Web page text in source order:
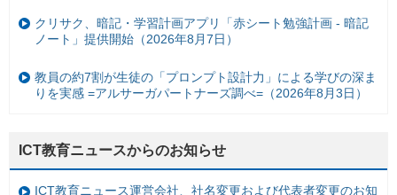
クリサク、暗記・学習計画アプリ「赤シート勉強計画 - 暗記
ノート」提供開始（2026年8月7日）
教員の約7割が生徒の「プロンプト設計力」による学びの深ま
りを実感 =アルサーガパートナーズ調べ=（2026年8月3日）
ICT教育ニュースからのお知らせ
ICT教育ニュース運営会社、社名変更および代表者変更のお知